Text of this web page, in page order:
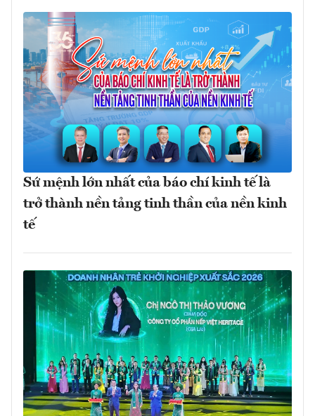
Sứ mệnh lớn nhất của báo chí kinh tế là
trở thành nền tảng tinh thần của nền kinh
tế